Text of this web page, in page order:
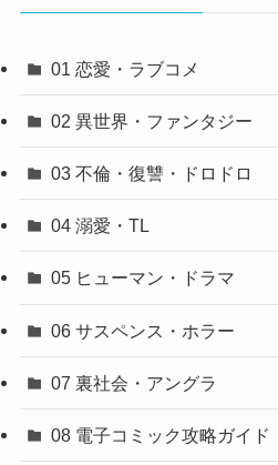
01 恋愛・ラブコメ
02 異世界・ファンタジー
03 不倫・復讐・ドロドロ
04 溺愛・TL
05 ヒューマン・ドラマ
06 サスペンス・ホラー
07 裏社会・アングラ
08 電子コミック攻略ガイド